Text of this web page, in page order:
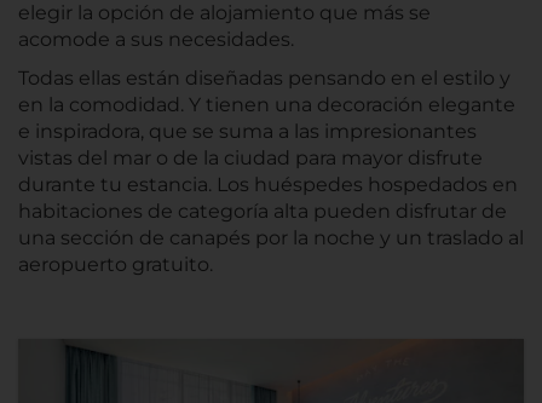
elegir la opción de alojamiento que más se
acomode a sus necesidades.
Todas ellas están diseñadas pensando en el estilo y
en la comodidad. Y tienen una decoración elegante
e inspiradora, que se suma a las impresionantes
vistas del mar o de la ciudad para mayor disfrute
durante tu estancia. Los huéspedes hospedados en
habitaciones de categoría alta pueden disfrutar de
una sección de canapés por la noche y un traslado al
aeropuerto gratuito.